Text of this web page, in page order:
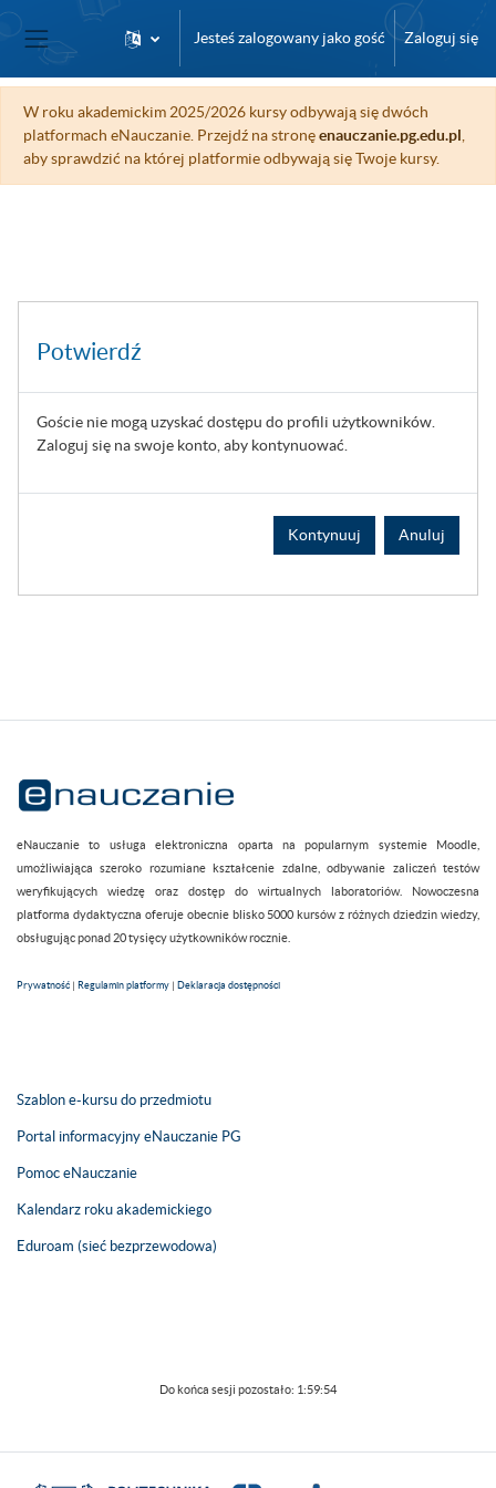
Przejdź do głównej zawartości
Panel boczny
Jesteś zalogowany jako gość Zaloguj się
W roku akademickim 2025/2026 kursy odbywają się dwóch
platformach eNauczanie. Przejdź na stronęenauczanie.pg.edu.pl
aby sprawdzić na której platformie odbywają się Twoje kursy.
Potwierdź
Goście nie mogą uzyskać dostępu do profili użytkowników.
Zaloguj się na swoje konto, aby kontynuować.
Kontynuuj Anuluj
eNauczanie to usługa elektroniczna oparta na popularnym systemie Moodle,
umożliwiająca szeroko rozumiane kształcenie zdalne, odbywanie zaliczeń testów
weryfikujących wiedzę oraz dostęp do wirtualnych laboratoriów. Nowoczesna
platforma dydaktyczna oferuje obecnie blisko 5000 kursów z różnych dziedzin wiedzy,
obsługując ponad 20 tysięcy użytkowników rocznie.
Prywatność | Regulamin platformy | Deklaracja dostępności
Szablon e-kursu do przedmiotu
Portal informacyjny eNauczanie PG
Pomoc eNauczanie
Kalendarz roku akademickiego
Eduroam (sieć bezprzewodowa)
Do końca sesji pozostało: 1:59:54